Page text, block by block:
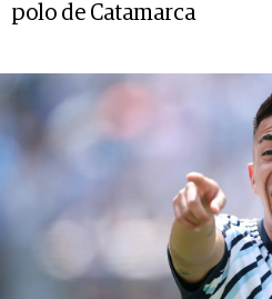
polo de Catamarca